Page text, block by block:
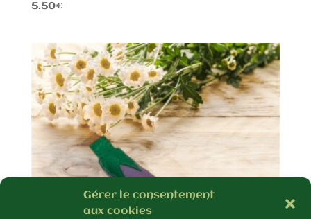
Gérer le consentement
aux cookies
5.50€